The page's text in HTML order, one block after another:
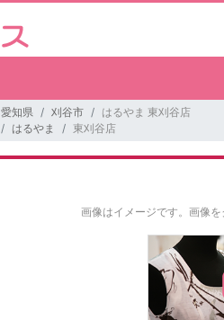
愛知県 刈谷市
はるやま 東刈谷店
はるやま 東刈谷店
画像はイメージです。 画像を